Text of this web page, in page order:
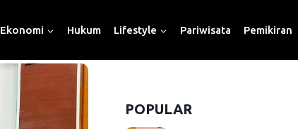
Ekonomi Hukum Lifestyle Pariwisata Pemikiran
POPULAR